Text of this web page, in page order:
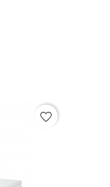
favorite_border